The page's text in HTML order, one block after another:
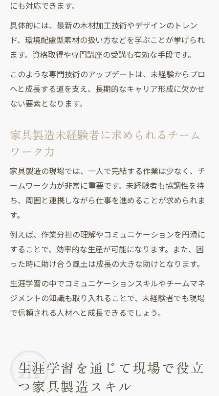
にも対応できます。
具体的には、最新の木材加工技術やデザインのトレン
ド、環境配慮型素材の扱い方などを学ぶことが挙げられ
ます。資格取得や専門講座の受講も有効な手段です。
このような専門技術のアップデートは、未経験からプロ
へと成長する道を支え、長期的なキャリア形成に欠かせ
ない要素となります。
家具製造未経験者に求められるチーム
ワーク力
家具製造の現場では、一人で完結する作業は少なく、チ
ームワーク力が非常に重要です。未経験者も協調性を持
ち、周囲と連携しながら仕事を進めることが求められま
す。
例えば、作業分担の理解やコミュニケーションを円滑に
することで、効率的な生産が可能になります。また、困
った時に助け合う風土は成長の大きな助けとなります。
生涯学習の中でコミュニケーションスキルやチームマネ
ジメントの知識も取り入れることで、未経験者でも現場
で信頼される人材へと成長できるでしょう。
生涯学習を通じて現場で役立
つ家具製造スキル